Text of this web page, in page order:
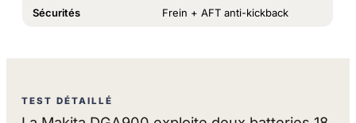
Sécurités Frein + AFT anti-kickback
TEST DÉTAILLÉ